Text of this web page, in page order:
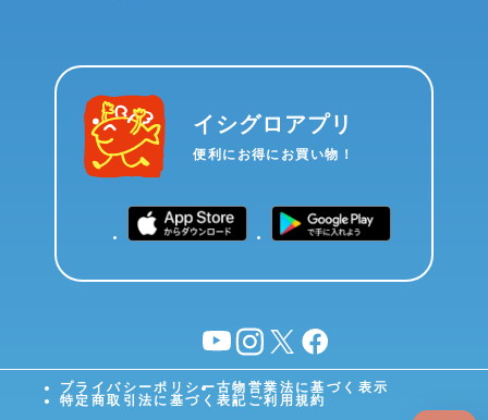
イシグロアプリ
便利にお得にお買い物！
YouTubeinstagram
X facebook
プライバシーポリシー古物営業法に基づく表示
特定商取引法に基づく表記 ご利用規約